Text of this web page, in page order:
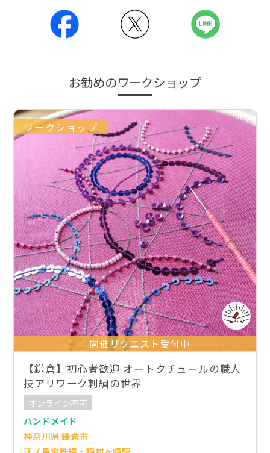
お勧めのワークショップ
ワークショップ
開催リクエスト受付中
【鎌倉】初心者歓迎 オートクチュールの職人
技アリワーク刺繍の世界
オンライン不可
ハンドメイド
神奈川県 鎌倉市